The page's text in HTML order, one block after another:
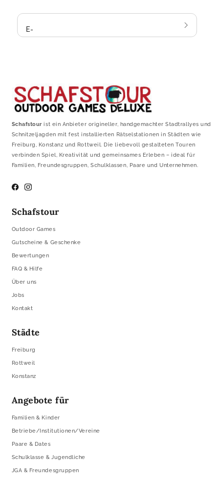
E-Mail
Schafstour ist ein Anbieter origineller, handgemachter Stadtrallyes und
Schnitzeljagden mit fest installierten Rätselstationen in Städten wie
Freiburg, Konstanz und Rottweil. Die liebevoll gestalteten Touren
verbinden Spiel, Kreativität und gemeinsames Erleben – ideal für
Familien, Freundesgruppen, Schulklassen, Paare und Unternehmen.
Facebook
Instagram
Schafstour
Outdoor Games
Gutscheine & Geschenke
Bewertungen
FAQ & Hilfe
Über uns
Jobs
Kontakt
Städte
Freiburg
Rottweil
Konstanz
Angebote für
Familien & Kinder
Betriebe/Institutionen/Vereine
Paare & Dates
Schulklasse & Jugendliche
JGA & Freundesgruppen